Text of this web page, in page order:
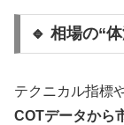
🔹 相場の“
テクニカル指標
COTデータから